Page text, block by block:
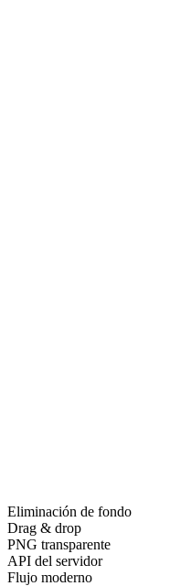
Eliminación de fondo
Drag & drop
PNG transparente
API del servidor
Flujo moderno